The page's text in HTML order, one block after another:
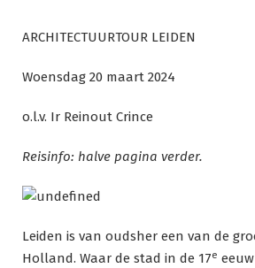
naar
inhoud
ARCHITECTUURTOUR LEIDEN
Woensdag 20 maart 2024
o.l.v. Ir Reinout Crince
Reisinfo: halve pagina verder.
Leiden is van oudsher een van de
Holland. Waar de stad in de 17e